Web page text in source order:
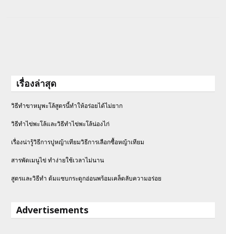
เรื่องล่าสุด
วิธีทำขาหมูพะโล้สูตรนี้ทำให้อร่อยได้ไม่ยาก
วิธีทําไข่พะโล้และวิธีทำไข่พะโล้น่องไก่
เรื่องน่ารู้วิธีการปูหญ้าเทียมวิธีการเลือกซื้อหญ้าเทียม
สารพัดเมนูไข่ ทำง่ายใช้เวลาไม่นาน
สูตรและวิธีทำ ต้มแซบกระดูกอ่อนพร้อมเคล็ดลับความอร่อย
Advertisements